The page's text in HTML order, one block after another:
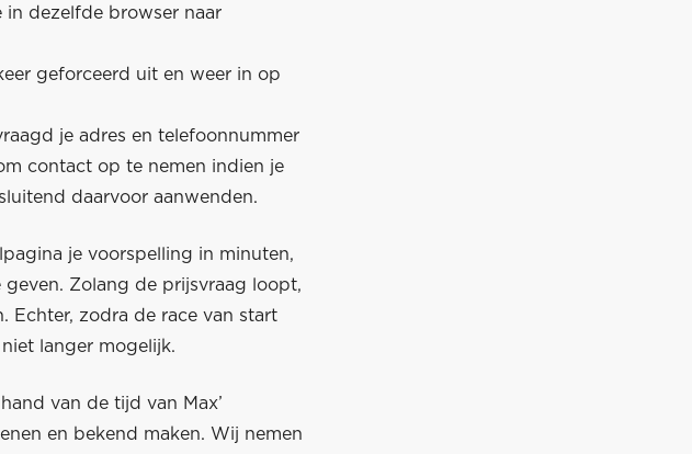
dezelfde browser naar
geforceerd uit en weer in op
je adres en telefoonnummer
contact op te nemen indien je
daarvoor aanwenden.
je voorspelling in minuten,
Zolang de prijsvraag loopt,
Echter, zodra de race van start
langer mogelijk.
van de tijd van Max’
en bekend maken. Wij nemen